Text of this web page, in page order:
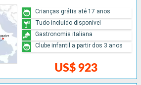
US$ 923
Crianças grátis até 17 anos
Tudo incluído disponível
Gastronomia italiana
Clube infantil a partir dos 3 anos